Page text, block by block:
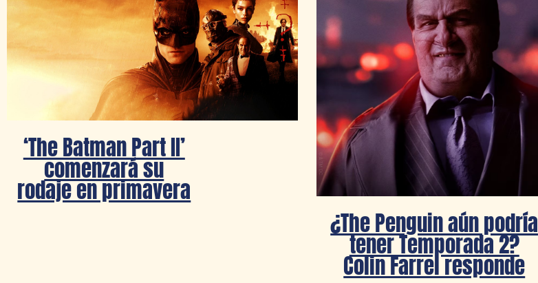
‘The Batman Part II’
comenzará su
rodaje en primavera
¿The Penguin aún podría
tener Temporada 2?
Colin Farrel responde